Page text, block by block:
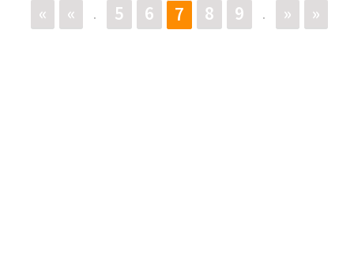
« « . 5 6 7 8 9 . » »